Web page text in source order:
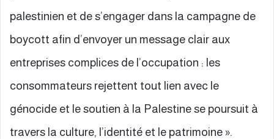
palestinien et de s’engager dans la campagne de
boycott afin d’envoyer un message clair aux
entreprises complices de l’occupation : les
consommateurs rejettent tout lien avec le
génocide et le soutien à la Palestine se poursuit à
travers la culture, l’identité et le patrimoine ».